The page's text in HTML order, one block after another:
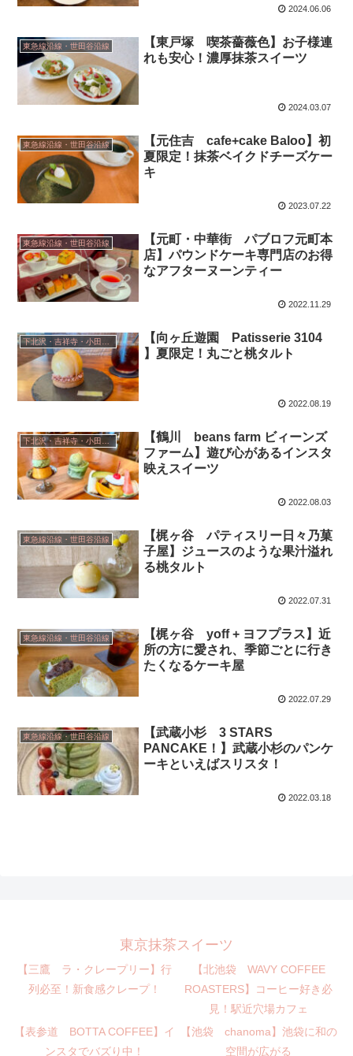
2024.06.06
東急線沿線・世田谷沿線
【東戸塚 喫茶薔薇色】お子様連
れも安心！濃厚抹茶スイーツ
2024.03.07
東急線沿線・世田谷沿線
【元住吉 cafe+cake Baloo】初
夏限定！抹茶ベイクドチーズケー
キ
2023.07.22
東急線沿線・世田谷沿線
【元町・中華街 パブロフ元町本
店】パウンドケーキ専門店のお得
なアフターヌーンティー
2022.11.29
下北沢・吉祥寺・小田急線沿い
【向ヶ丘遊園 Patisserie 3104
】夏限定！丸ごと桃タルト
2022.08.19
【鶴川 beans farm ビィーンズ
ファーム】遊び心があるインスタ
映えスイーツ
2022.08.03
東急線沿線・世田谷沿線
【梶ヶ谷 パティスリー日々乃菓
子屋】ジュースのような果汁溢れ
る桃タルト
2022.07.31
東急線沿線・世田谷沿線
【梶ヶ谷 yoff + ヨフプラス】近
所の方に愛され、季節ごとに行き
たくなるケーキ屋
2022.07.29
東急線沿線・世田谷沿線
【武蔵小杉 3 STARS
PANCAKE！】武蔵小杉のパンケ
ーキといえばスリスタ！
2022.03.18
東京抹茶スイーツ
【三鷹 ラ・クレープリー】行
列必至！新食感クレープ！
【北池袋 WAVY COFFEE
ROASTERS】コーヒー好き必
見！駅近穴場カフェ
【表参道 BOTTA COFFEE】イ
ンスタでバズり中！
【池袋 chanoma】池袋に和の
空間が広がる